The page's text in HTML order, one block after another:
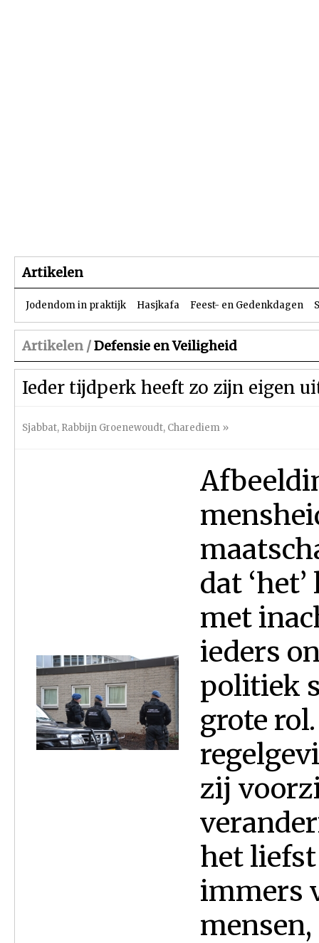
Artikelen
Jodendom in praktijk Hasjkafa Feest- en Gedenkdagen
Artikelen /Defensie en Veiligheid
Ieder tijdperk heeft zo zijn eigen
Sjabbat, Rabbijn Groenewoudt, Charediem »
dat
met
ieders
politiek
grote
zij
het liefst
immers
mensen,